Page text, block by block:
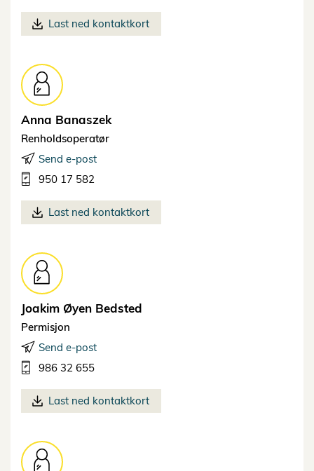
Last ned kontaktkort
Anna Banaszek
Renholdsoperatør
Send e-post
950 17 582
Last ned kontaktkort
Joakim Øyen Bedsted
Permisjon
Send e-post
986 32 655
Last ned kontaktkort